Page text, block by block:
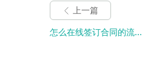
上一篇
怎么在线签订合同的流...